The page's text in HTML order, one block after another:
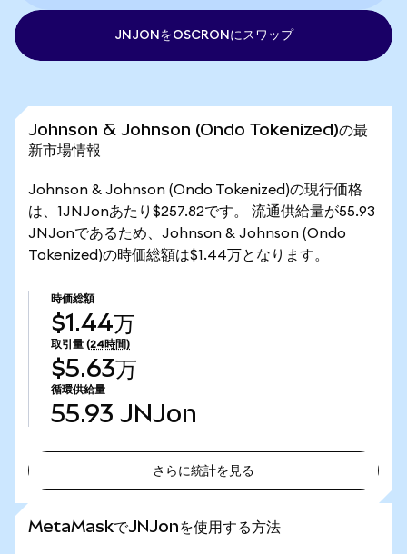
JNJONをOSCRONにスワップ
Johnson & Johnson (Ondo Tokenized)の最
新市場情報
Johnson & Johnson (Ondo Tokenized)の現行価格
は、1JNJonあたり$257.82です。 流通供給量が55.93
JNJonであるため、Johnson & Johnson (Ondo
Tokenized)の時価総額は$1.44万となります。
時価総額
$1.44万
取引量 (24時間)
$5.63万
循環供給量
55.93 JNJon
さらに統計を見る
MetaMaskでJNJonを使用する方法